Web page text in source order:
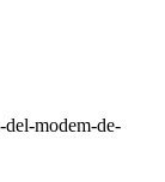
modem-de-